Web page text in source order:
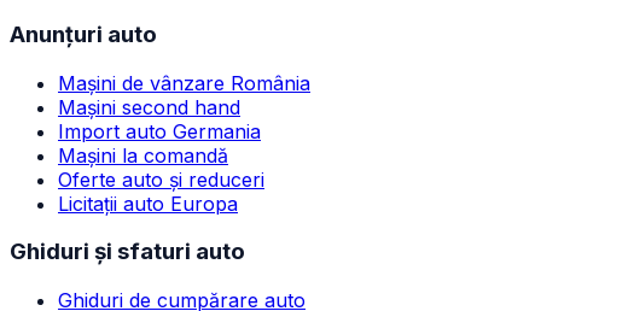
Anunțuri auto
Mașini de vânzare România
Mașini second hand
Import auto Germania
Mașini la comandă
Oferte auto și reduceri
Licitații auto Europa
Ghiduri și sfaturi auto
Ghiduri de cumpărare auto